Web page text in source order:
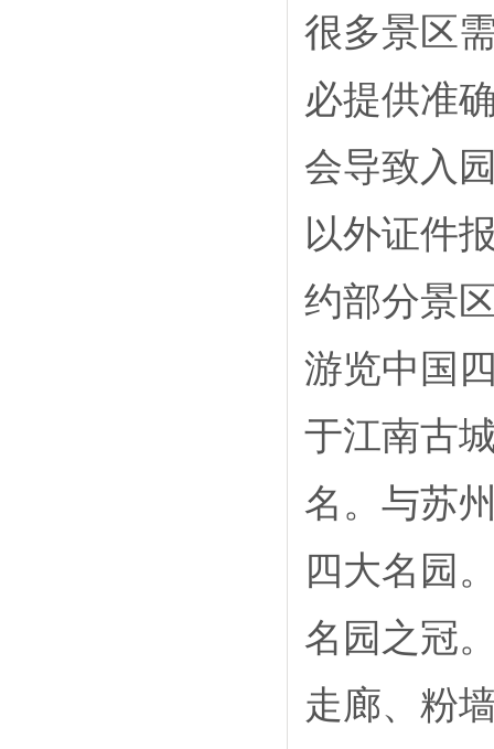
很多景区
必提供准
会导致入
以外证件
约部分景
游览中国
于江南古
名。与苏
四大名园
名园之冠
走廊、粉